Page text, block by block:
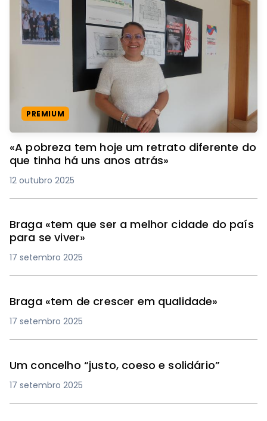
PREMIUM
«A pobreza tem hoje um retrato diferente do
que tinha há uns anos atrás»
12 outubro 2025
Braga «tem que ser a melhor cidade do país
para se viver»
17 setembro 2025
Braga «tem de crescer em qualidade»
17 setembro 2025
Um concelho “justo, coeso e solidário”
17 setembro 2025